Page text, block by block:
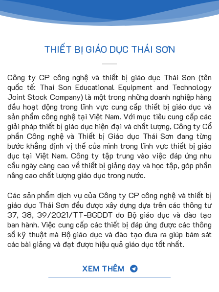
THIẾT BỊ GIÁO DỤC THÁI SƠN
Công ty CP công nghệ và thiết bị giáo dục Thái Sơn (tên
quốc tế: Thai Son Educational Equipment and Technology
Joint Stock Company) là một trong những doanh nghiệp hàng
đầu hoạt động trong lĩnh vực cung cấp thiết bị giáo dục và
sản phẩm công nghệ tại Việt Nam. Với mục tiêu cung cấp các
giải pháp thiết bị giáo dục hiện đại và chất lượng, Công ty Cổ
phần Công nghệ và Thiết bị Giáo dục Thái Sơn đang từng
bước khẳng định vị thế của mình trong lĩnh vực thiết bị giáo
dục tại Việt Nam. Công ty tập trung vào việc đáp ứng nhu
cầu ngày càng cao về thiết bị giảng dạy và học tập, góp phần
nâng cao chất lượng giáo dục trong nước.
Các sản phẩm dịch vụ của Công ty CP công nghệ và thiết bị
giáo dục Thái Sơn đều được xây dựng dựa trên các thông tư
37, 38, 39/2021/TT-BGDDT do Bộ giáo dục và đào tạo
ban hành. Việc cung cấp các thiết bị đáp ứng được các thông
số kỹ thuật mà Bộ giáo dục và đào tạo đưa ra giúp bám sát
các bài giảng và đạt được hiệu quả giáo dục tốt nhất.
XEM THÊM